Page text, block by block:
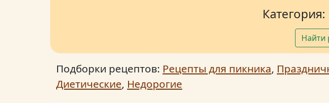
Категория:
Найти
Подборки рецептов: Рецепты для пикника,
Диетические, Недорогие